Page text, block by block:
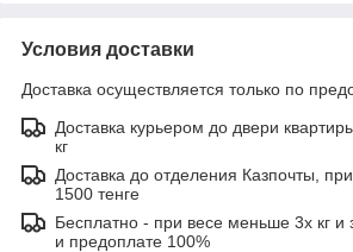
Условия доставки
Доставка осуществляется только по
Доставка курьером до двери
кг
Доставка до отделения Казпочты,
1500 тенге
Бесплатно - при весе меньше 3х кг и
и предоплате 100%